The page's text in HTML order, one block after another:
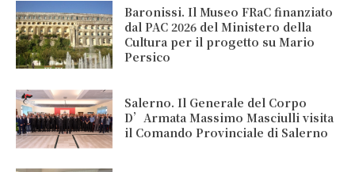
Baronissi. Il Museo FRaC finanziato
dal PAC 2026 del Ministero della
Cultura per il progetto su Mario
Persico
Salerno. Il Generale del Corpo
D’Armata Massimo Masciulli visita
il Comando Provinciale di Salerno